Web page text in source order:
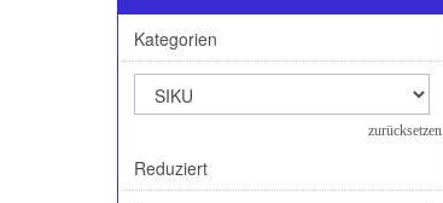
Kategorien
zurücksetzen
Reduziert